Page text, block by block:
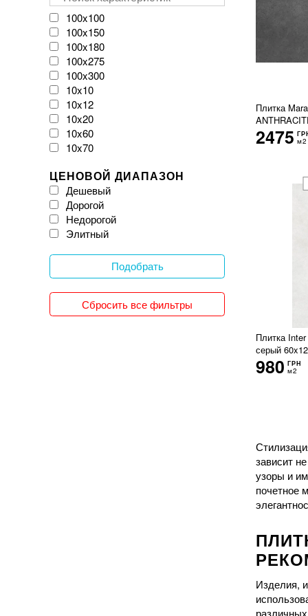
Плитка
2475 м2
Плитка
серый
980 ГРН
м2
зависит
узоры и
почетное
Изделия,
Velloza
Vitacer
Vivacer
WOW
Zeus Ceramica
iKeramix
100x100
100x150
100x180
100x275
100x300
10x10
10x12
10x20
10x60
10x70
120x120
120x20
120x240
120x260
120x270
120x300
12x25
150x150
150x300
ЦЕНОВОЙ ДИАПАЗОН
Дешевый
Дорогой
Недорогой
Элитный
Подобрать
Сбросить все фильтры